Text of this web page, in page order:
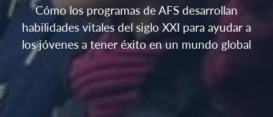
Cómo los programas de AFS desarrollan
habilidades vitales del siglo XXI para ayudar a
los jóvenes a tener éxito en un mundo global